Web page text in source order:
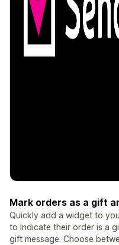
Mark orders as a gift
Quickly add a widget to
to indicate their order is a
gift message. Choose